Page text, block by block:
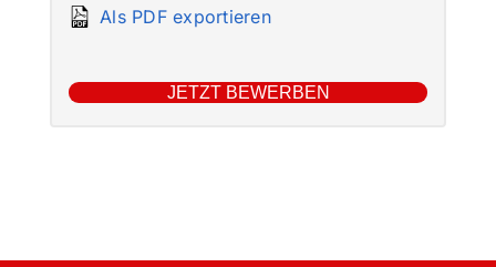
Als PDF exportieren
JETZT BEWERBEN